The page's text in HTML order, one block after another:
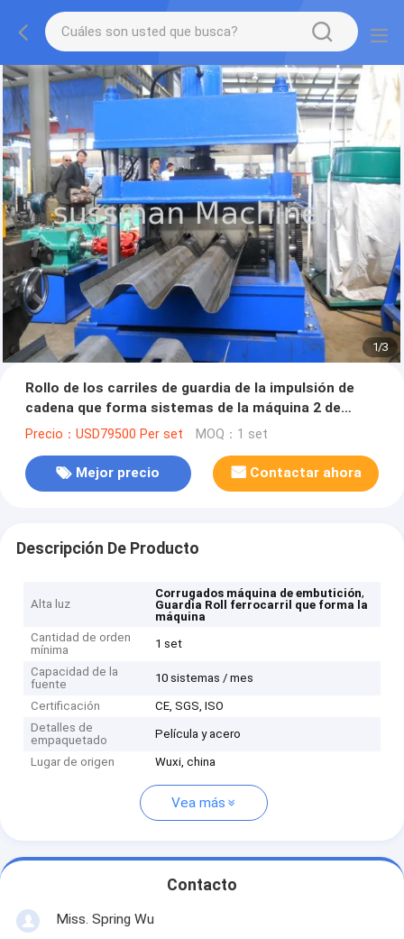
1/3
Rollo de los carriles de guardia de la impulsión de
cadena que forma sistemas de la máquina 2 de
dados de perforación
Precio：USD79500 Per set MOQ：1 set
Mejor precio Contactar ahora
Descripción De Producto
Alta luz
Corrugados máquina de embutición,
Guardia Roll ferrocarril que forma la
máquina
Cantidad de orden
mínima
1 set
Capacidad de la
fuente
10 sistemas / mes
Certificación
CE, SGS, ISO
Detalles de
empaquetado
Película y acero
Lugar de origen Wuxi, china
Vea más
Contacto
Miss. Spring Wu